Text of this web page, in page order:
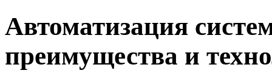
Автоматизация
преимущества и